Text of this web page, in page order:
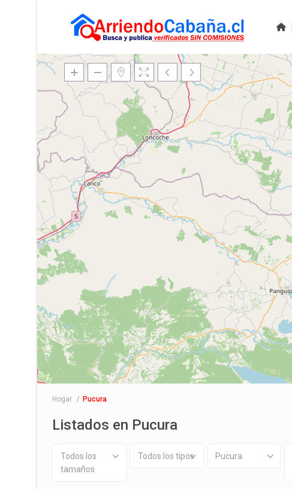
Hogar Pucura
Listados en Pucura
Todos los
tamaños
Todos los tipos Pucura